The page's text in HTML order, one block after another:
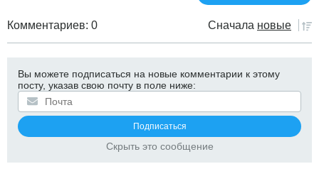
Комментариев: 0 Сначала новые
Вы можете подписаться на новые комментарии к этому
посту, указав свою почту в поле ниже:
Скрыть это сообщение